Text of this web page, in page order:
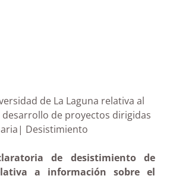
de La Laguna relativa al
desarrollo de proyectos dirigidas
Desistimiento
de desistimiento de
a información sobre el